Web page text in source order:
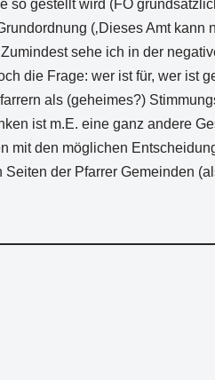
so gestellt wird (FO
(‚Dieses Amt kann
sehe ich in der
die Frage: wer ist für, wer ist
als (geheimes?)
ist m.E. eine ganz andere
mit den möglichen
der Pfarrer Gemeinden